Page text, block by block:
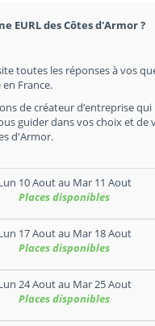
EURL des Côtes d'Armor ?
toutes les réponses à vos
France.
de créateur d’entreprise
guider dans vos choix et de
d'Armor.
10 Aoutau Mar 11 Aout
Places disponibles
17 Aoutau Mar 18 Aout
Places disponibles
24 Aoutau Mar 25 Aout
Places disponibles